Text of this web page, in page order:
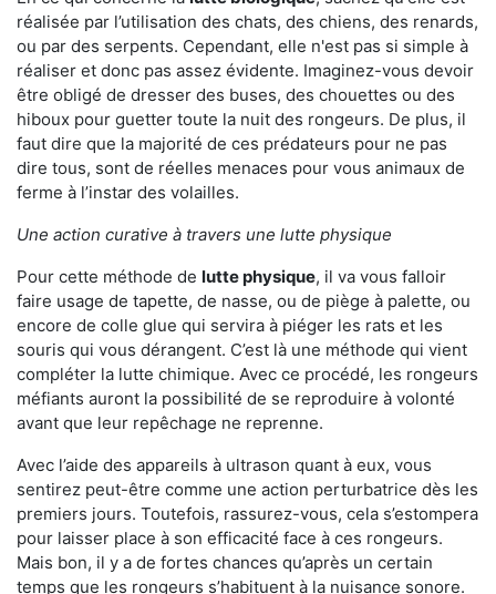
réalisée par l’utilisation des chats, des chiens, des renards,
ou par des serpents. Cependant, elle n'est pas si simple à
réaliser et donc pas assez évidente. Imaginez-vous devoir
être obligé de dresser des buses, des chouettes ou des
hiboux pour guetter toute la nuit des rongeurs. De plus, il
faut dire que la majorité de ces prédateurs pour ne pas
dire tous, sont de réelles menaces pour vous animaux de
ferme à l’instar des volailles.
Une action curative à travers une lutte physique
Pour cette méthode de lutte physique, il va vous falloir
faire usage de tapette, de nasse, ou de piège à palette, ou
encore de colle glue qui servira à piéger les rats et les
souris qui vous dérangent. C’est là une méthode qui vient
compléter la lutte chimique. Avec ce procédé, les rongeurs
méfiants auront la possibilité de se reproduire à volonté
avant que leur repêchage ne reprenne.
Avec l’aide des appareils à ultrason quant à eux, vous
sentirez peut-être comme une action perturbatrice dès les
premiers jours. Toutefois, rassurez-vous, cela s’estompera
pour laisser place à son efficacité face à ces rongeurs.
Mais bon, il y a de fortes chances qu’après un certain
temps que les rongeurs s’habituent à la nuisance sonore.